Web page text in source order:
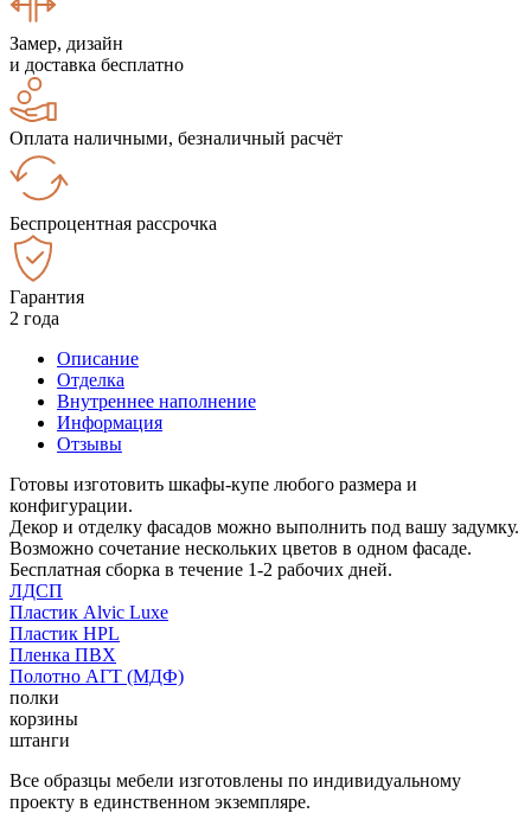
Замер, дизайн
и доставка бесплатно
Оплата наличными, безналичный расчёт
Беспроцентная рассрочка
Гарантия
2 года
Описание
Отделка
Внутреннее наполнение
Информация
Отзывы
Готовы изготовить шкафы-купе любого размера и
конфигурации.
Декор и отделку фасадов можно выполнить под вашу задумку.
Возможно сочетание нескольких цветов в одном фасаде.
Бесплатная сборка в течение 1-2 рабочих дней.
ЛДСП
Пластик Alvic Luxe
Пластик HPL
Пленка ПВХ
Полотно АГТ (МДФ)
полки
корзины
штанги
Все образцы мебели изготовлены по индивидуальному
проекту в единственном экземпляре.